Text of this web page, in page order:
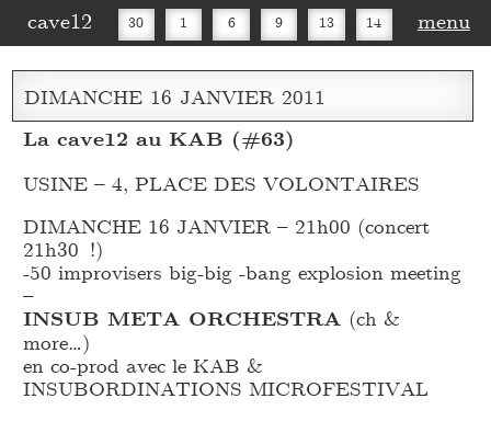
cave12 30 1 6 9 13 14
16 20 27 30
menu
DIMANCHE 16 JANVIER 2011
La cave12 au KAB (#63)
USINE – 4, PLACE DES VOLONTAIRES
DIMANCHE 16 JANVIER – 21h00 (concert
21h30 !)
-50 improvisers big-big -bang explosion meeting
–
INSUB META ORCHESTRA (ch &
more…)
en co-prod avec le KAB &
INSUBORDINATIONS MICROFESTIVAL